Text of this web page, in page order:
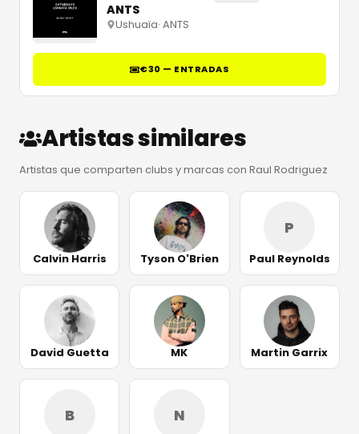
ANTS
Ushuaïa· ANTS
€30 — ENTRADAS
Artistas similares
Artistas que comparten clubs y marcas con Raul Rodriguez
Calvin Harris Tyson O'Brien
P
Paul Reynolds
David Guetta MK Martin Garrix
B N